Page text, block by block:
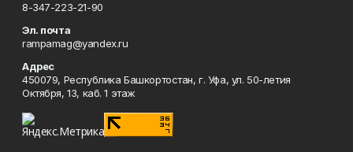
8-347-223-21-90
Эл. почта
rampamag@yandex.ru
Адрес
450079, Республика Башкортостан, г. Уфа, ул. 50-летия
Октября, 13, каб. 1 этаж